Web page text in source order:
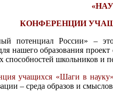
КОНФЕРЕНЦИИ
потенциал России» –
нашего образования
школьников и
учащихся «Шаги в науку»
– среда образов и